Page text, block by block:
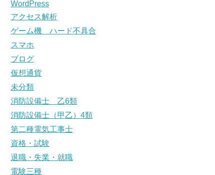
WordPress
アクセス解析
ゲーム機 ハード不具合
スマホ
ブログ
仮想通貨
未分類
消防設備士 乙6類
消防設備士（甲乙）4類
第二種電気工事士
資格・試験
退職・失業・就職
電験三種